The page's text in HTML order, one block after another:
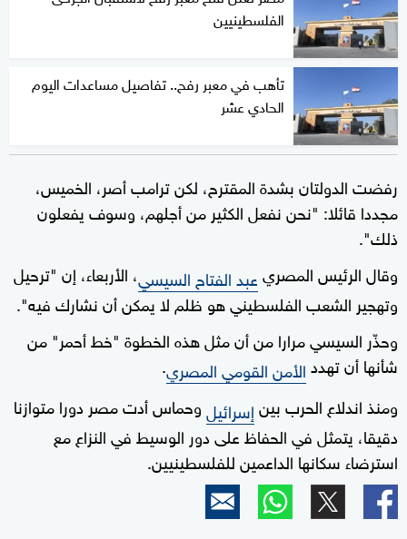
الفلسطينيين
تأهب في معبر رفح.. تفاصيل مساعدات اليوم
الحادي عشر
رفضت الدولتان بشدة المقترح، لكن ترامب أصر، الخميس،
مجددا قائلا: "نحن نفعل الكثير من أجلهم، وسوف يفعلون
ذلك".
وقال الرئيس المصريعبد الفتاح السيسي، الأربعاء، إن "ترحيل
وتهجير الشعب الفلسطيني هو ظلم لا يمكن أن نشارك فيه".
وحذّر السيسي مرارا من أن مثل هذه الخطوة "خط أحمر" من
شأنها أن تهددالأمن القومي المصري.
ومنذ اندلاع الحرب بينإسرائيلوحماس أدت مصر دورا متوازنا
دقيقا، يتمثل في الحفاظ على دور الوسيط في النزاع مع
استرضاء سكانها الداعمين للفلسطينيين.